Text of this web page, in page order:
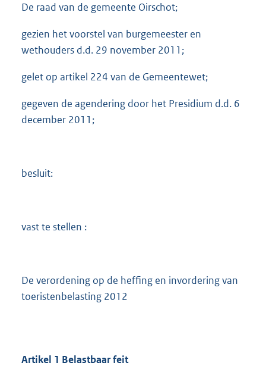
De raad van de gemeente Oirschot;
gezien het voorstel van burgemeester en
wethouders d.d. 29 november 2011;
gelet op artikel 224 van de Gemeentewet;
gegeven de agendering door het Presidium d.d. 6
december 2011;
besluit:
vast te stellen :
De verordening op de heffing en invordering van
toeristenbelasting 2012
Artikel 1 Belastbaar feit